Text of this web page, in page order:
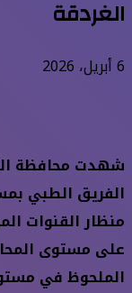
الغردقة
6 أبريل، 2026
شهدت محافظة
الفريق الطبي
على مستوى
الملحوظ في